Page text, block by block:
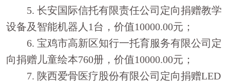
5. 长安国际信托有限责任公司定向捐赠教学
设备及智能机器人 1 台，价值10000.00元；
6. 宝鸡市高新区知行一托育服务有限公司定
向捐赠儿童绘本760册，价值10000.00元；
7. 陕西爱骨医疗股份有限公司定向捐赠LED